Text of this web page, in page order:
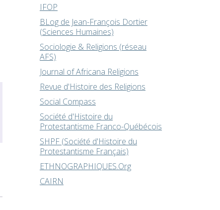
IFOP
BLog de Jean-François Dortier
(Sciences Humaines)
Sociologie & Religions (réseau
AFS)
Journal of Africana Religions
Revue d'Histoire des Religions
Social Compass
Société d'Histoire du
Protestantisme Franco-Québécois
SHPF (Société d'Histoire du
Protestantisme Français)
ETHNOGRAPHIQUES.Org
CAIRN